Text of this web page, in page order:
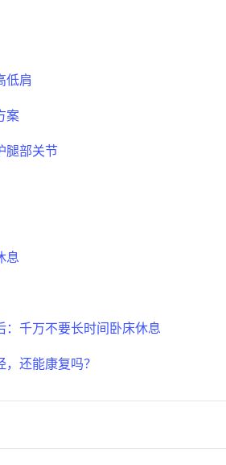
低肩
案
腿部关节
息
千万不要长时间卧床休息
还能康复吗？